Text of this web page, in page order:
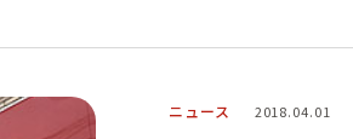
ニュース 2018.04.01